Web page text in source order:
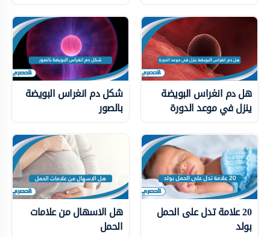
هل دم انغراس البويضة
ينزل في موعد الدورة
شكل دم انغراس البويضة
بالصور
20 علامة تدل على الحمل
بولد
هل الاسهال من علامات
الحمل